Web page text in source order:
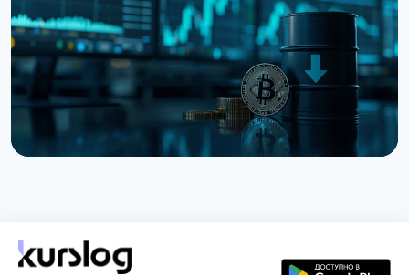
6 августа 2026 г.3 мин чтения
5 августа 2026 г.4 мин чтения